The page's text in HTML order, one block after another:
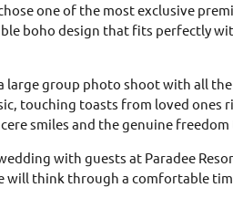
one of the most exclusive
boho design that fits perfectly
group photo shoot with all
touching toasts from loved
smiles and the genuine
with guests at Paradee
will think through a comfortable